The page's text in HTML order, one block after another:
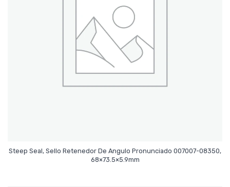
Steep Seal, Sello Retenedor De Angulo Pronunciado 007007-08350,
68×73.5×5.9mm
Leer Más